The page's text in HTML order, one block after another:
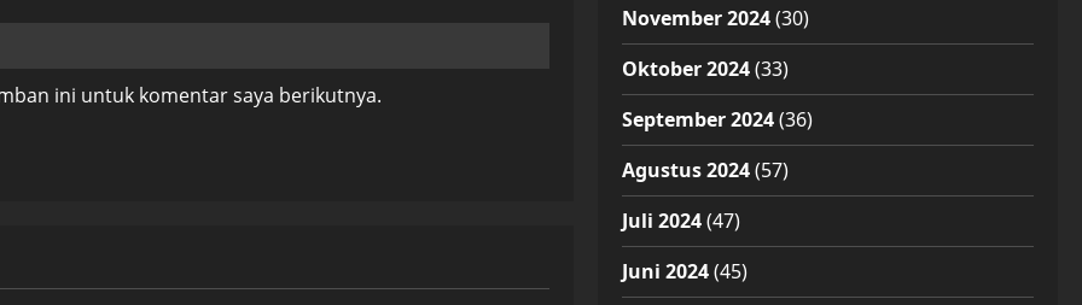
ini untuk komentar saya berikutnya.
November 2024(30)
Oktober 2024(33)
September 2024(36)
Agustus 2024(57)
Juli 2024(47)
Juni 2024(45)